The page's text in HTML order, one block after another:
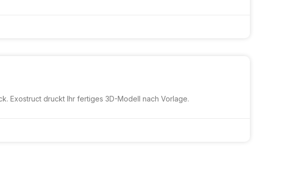
Exostruct druckt Ihr fertiges 3D-Modell nach Vorlage.